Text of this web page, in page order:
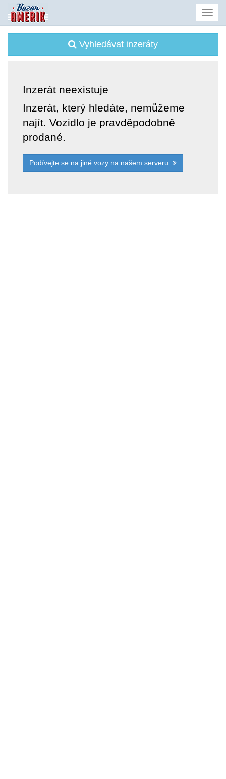
Vyhledávat inzeráty
Inzerát neexistuje
Inzerát, který hledáte, nemůžeme
najít. Vozidlo je pravděpodobně
prodané.
Podívejte se na jiné vozy na našem serveru.